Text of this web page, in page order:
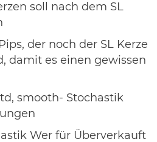
soll nach dem SL
der noch der SL Kerze
damit es einen gewissen
smooth- Stochastik
Wer für Überverkauft